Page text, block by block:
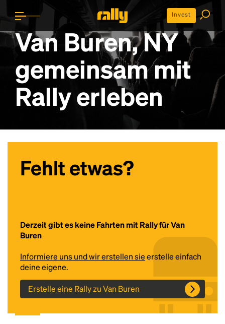
Invest
Van Buren, NY
gemeinsam mit
Rally erleben
Fehlt etwas?
Derzeit gibt es keine Fahrten mit Rally für Van
Buren
Informiere uns und wir erstellen sieerstelle einfach
deine eigene.
Erstelle eine Rally zu Van Buren